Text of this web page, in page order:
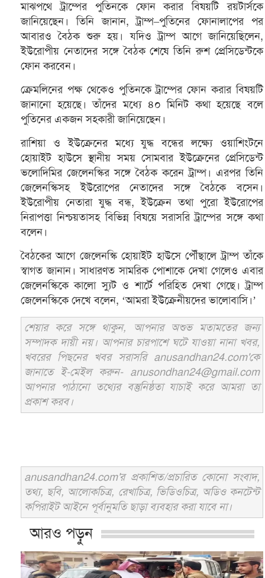
মাঝপথে ট্রাম্পের পুতিনকে ফোন করার বিষয়টি রয়টার্সকে
জানিয়েছেন। তিনি জানান, ট্রাম্প–পুতিনের ফোনালাপের পর
আবারও বৈঠক শুরু হয়। যদিও ট্রাম্প আগে জানিয়েছিলেন,
ইউরোপীয় নেতাদের সঙ্গে বৈঠক শেষে তিনি রুশ প্রেসিডেন্টকে
ফোন করবেন।
ক্রেমলিনের পক্ষ থেকেও পুতিনকে ট্রাম্পের ফোন করার বিষয়টি
জানানো হয়েছে। তাঁদের মধ্যে ৪০ মিনিট কথা হয়েছে বলে
পুতিনের একজন সহকারী জানিয়েছেন।
রাশিয়া ও ইউক্রেনের মধ্যে যুদ্ধ বন্ধের লক্ষ্যে ওয়াশিংটনে
হোয়াইট হাউসে স্থানীয় সময় সোমবার ইউক্রেনের প্রেসিডেন্ট
ভলোদিমির জেলেনস্কির সঙ্গে বৈঠক করেন ট্রাম্প। এরপর তিনি
জেলেনস্কিসহ ইউরোপের নেতাদের সঙ্গে বৈঠকে বসেন।
ইউরোপীয় নেতারা যুদ্ধ বন্ধ, ইউক্রেন তথা পুরো ইউরোপের
নিরাপত্তা নিশ্চয়তাসহ বিভিন্ন বিষয়ে সরাসরি ট্রাম্পের সঙ্গে কথা
বলেন।
বৈঠকের আগে জেলেনস্কি হোয়াইট হাউসে পৌঁছালে ট্রাম্প তাঁকে
স্বাগত জানান। সাধারণত সামরিক পোশাকে দেখা গেলেও এবার
জেলেনস্কিকে কালো স্যুট ও শার্টে পরিহিত দেখা গেছে। ট্রাম্প
জেলেনস্কিকে দেখে বলেন, ‘আমরা ইউক্রেনীয়দের ভালোবাসি।’
শেয়ার করে সঙ্গে থাকুন, আপনার অশুভ মতামতের জন্য
সম্পাদক দায়ী নয়। আপনার চারপাশে ঘটে যাওয়া নানা খবর,
খবরের পিছনের খবর সরাসরি anusandhan24.com'কে
জানাতে ই-মেইল করুন- anusondhan24@gmail.com
আপনার পাঠানো তথ্যের বস্তুনিষ্ঠতা যাচাই করে আমরা তা
প্রকাশ করব।
anusandhan24.com'র প্রকাশিত/প্রচারিত কোনো সংবাদ,
তথ্য, ছবি, আলোকচিত্র, রেখাচিত্র, ভিডিওচিত্র, অডিও কনটেন্ট
কপিরাইট আইনে পূর্বানুমতি ছাড়া ব্যবহার করা যাবে না।
আরও পড়ুন